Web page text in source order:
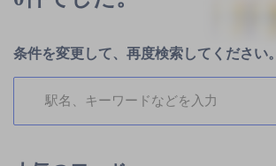
条件を変更して、再度検索してください。